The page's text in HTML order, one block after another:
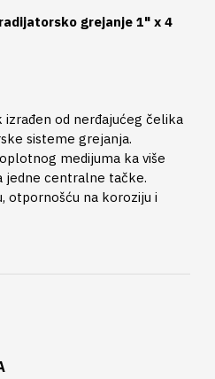
grejanje 1" x 4
od nerđajućeg čelika
sisteme grejanja.
medijuma ka više
jedne centralne tačke.
otpornošću na koroziju i
zid